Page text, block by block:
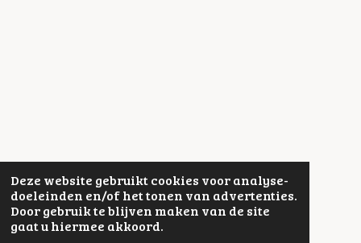
Deze website gebruikt cookies voor analyse-
doeleinden en/of het tonen van advertenties.
Door gebruik te blijven maken van de site
gaat u hiermee akkoord.